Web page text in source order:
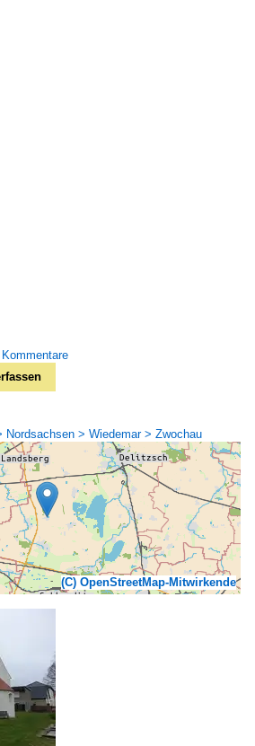
Nordsachsen > Wiedemar > Zwochau
(C) OpenStreetMap-Mitwirkende